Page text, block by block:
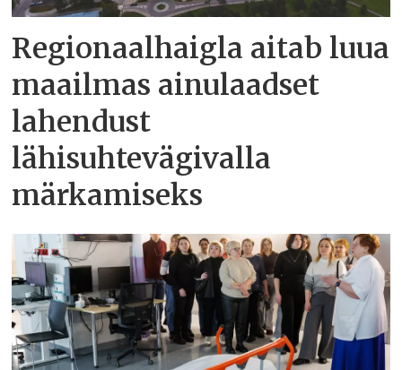
Regionaalhaigla aitab luua
maailmas ainulaadset
lahendust
lähisuhtevägivalla
märkamiseks